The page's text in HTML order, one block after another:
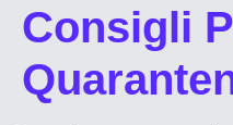
Consigli